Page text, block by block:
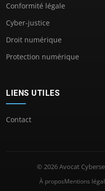
Conformité légale
Cyber-justice
Droit numérique
Protection numérique
LIENS UTILES
Contact
© 2026 Avocat
À proposMentions